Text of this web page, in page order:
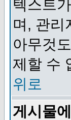
텍스트
며, 관리
아무것
제할 수
위로
게시물